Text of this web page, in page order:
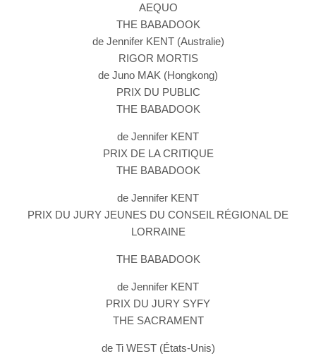
AEQUO
THE BABADOOK
de Jennifer KENT (Australie)
RIGOR MORTIS
de Juno MAK (Hongkong)
PRIX DU PUBLIC
THE BABADOOK
de Jennifer KENT
PRIX DE LA CRITIQUE
THE BABADOOK
de Jennifer KENT
PRIX DU JURY JEUNES DU CONSEIL RÉGIONAL DE
LORRAINE
THE BABADOOK
de Jennifer KENT
PRIX DU JURY SYFY
THE SACRAMENT
de Ti WEST (États-Unis)